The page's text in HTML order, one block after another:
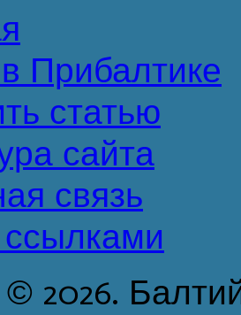
Прибалтике
статью
сайта
связь
2026.